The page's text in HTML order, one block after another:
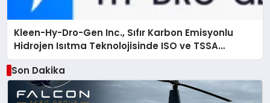
Kleen-Hy-Dro-Gen Inc., Sıfır Karbon Emisyonlu
Hidrojen Isıtma Teknolojisinde ISO ve TSSA
Düzenleyici Onaylarını Aldı
Son Dakika